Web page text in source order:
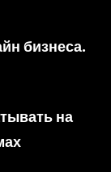
бизнеса.
на